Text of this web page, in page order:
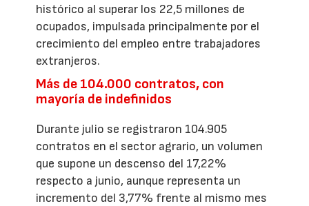
histórico al superar los 22,5 millones de
ocupados, impulsada principalmente por el
crecimiento del empleo entre trabajadores
extranjeros.
Más de 104.000 contratos, con
mayoría de indefinidos
Durante julio se registraron 104.905
contratos en el sector agrario, un volumen
que supone un descenso del 17,22%
respecto a junio, aunque representa un
incremento del 3,77% frente al mismo mes